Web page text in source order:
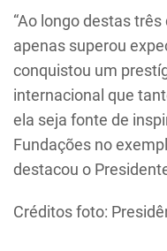
“Ao longo destas
apenas superou
conquistou um
internacional que
ela seja fonte de
Fundações no
destacou o
Créditos foto: